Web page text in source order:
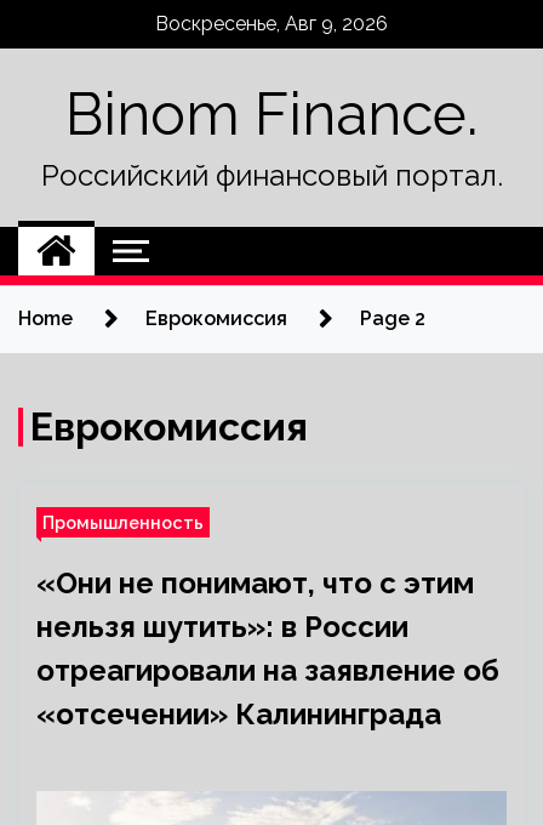
Воскресенье, Авг 9, 2026
Binom Finance.
Российский финансовый портал.
Home Еврокомиссия Page 2
Еврокомиссия
Промышленность
«Они не понимают, что с этим
нельзя шутить»: в России
отреагировали на заявление об
«отсечении» Калининграда